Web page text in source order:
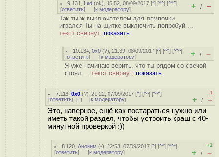
9.131 Led (ok), 15:52, 08/09/2017 [^] [^^] [^^^]
[ответить] [к модератору] + / –
Так ты ж выключателем для лампочки
игрался Ты на щитке выключить попробуй ...
текст свёрнут, показать
10.134 ,0x0 (?), 21:39, 08/09/2017 [^] [^^] [^^^]
[ответить] [к модератору] + / –
Я уже начинаю верить, что ты рядом со свечой
стоял ... текст свёрнут, показать
7.116 ,0x0 (?), 21:22, 07/09/2017 [^] [^^] [^^^]
[ответить] [↑] [к модератору]
–1
+ / –
Это, наверное, ещё как постараться нужно или
иметь такой раздел, чтобы устроить краш с 40-
минутной проверкой :))
8.120 ,Аноним (-), 22:53, 07/09/2017 [^] [^^] [^^^]
[ответить] [к модератору]
+1
+ / –